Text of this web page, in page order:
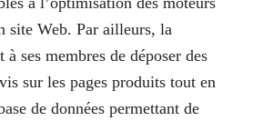
site Web. Par ailleurs, la
à ses membres de déposer des
sur les pages produitstout en
de données permettant de